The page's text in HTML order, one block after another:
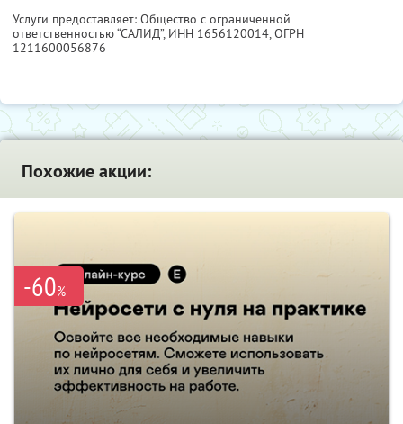
Услуги предоставляет: Общество с ограниченной
ответственностью “САЛИД”, ИНН 1656120014, ОГРН
1211600056876
Похожие акции:
-60%